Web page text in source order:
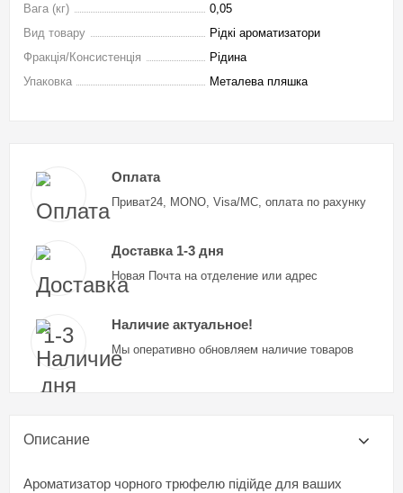
Вага (кг)
0,05
Вид товару
Рідкі ароматизатори
Фракція/Консистенція
Рідина
Упаковка
Металева пляшка
Оплата
Приват24, MONO, Visa/MC, оплата по рахунку
Доставка 1-3 дня
Новая Почта на отделение или адрес
Наличие актуальное!
Мы оперативно обновляем наличие товаров
Описание
Ароматизатор чорного трюфелю підійде для ваших